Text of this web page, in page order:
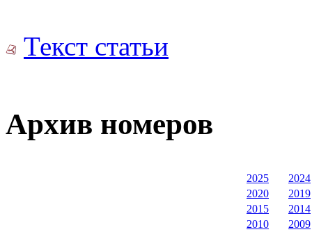
Текст статьи
Архив номеров
2025
2024
2020
2019
2015
2014
2010
2009